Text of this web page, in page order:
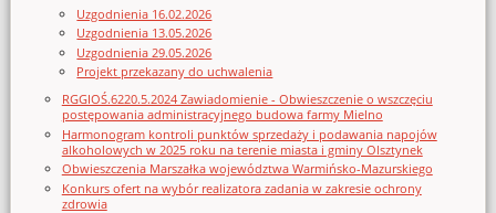
Uzgodnienia 16.02.2026
Uzgodnienia 13.05.2026
Uzgodnienia 29.05.2026
Projekt przekazany do uchwalenia
RGGIOŚ.6220.5.2024 Zawiadomienie - Obwieszczenie o wszczęciu
postępowania administracyjnego budowa farmy Mielno
Harmonogram kontroli punktów sprzedaży i podawania napojów
alkoholowych w 2025 roku na terenie miasta i gminy Olsztynek
Obwieszczenia Marszałka województwa Warmińsko-Mazurskiego
Konkurs ofert na wybór realizatora zadania w zakresie ochrony
zdrowia